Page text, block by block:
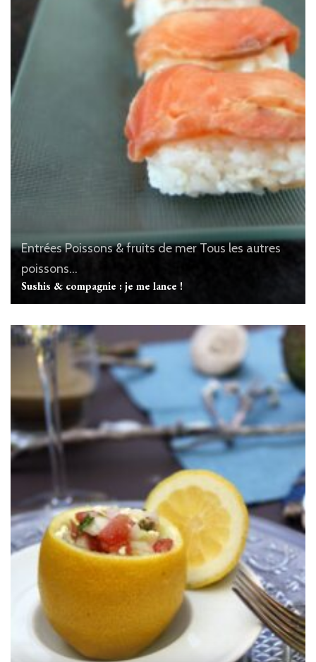
EntréesPoissons & fruits de merTous les autres
poissons...
Sushis & compagnie : je me lance !